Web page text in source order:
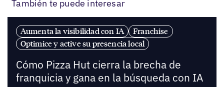
También te puede interesar
Aumenta la visibilidad con IA
Franchise
Optimice y active su presencia local
Cómo Pizza Hut cierra la brecha de
franquicia y gana en la búsqueda con IA